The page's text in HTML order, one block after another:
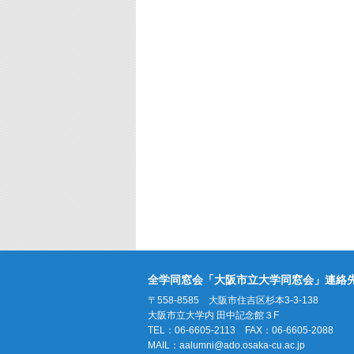
全学同窓会「大阪市立大学同窓会」連絡
〒558-8585 大阪市住吉区杉本3-3-138
大阪市立大学内 田中記念館３F
TEL：06-6605-2113 FAX：06-6605-2088
MAIL： aalumni@ado.osaka-cu.ac.jp